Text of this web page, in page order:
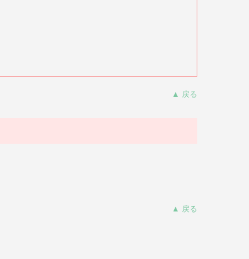
▲ 戻る
▲ 戻る